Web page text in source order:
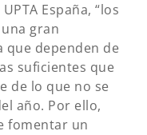
España, “los
gran
que dependen de
suficientes que
de lo que no se
año. Por ello,
fomentar un